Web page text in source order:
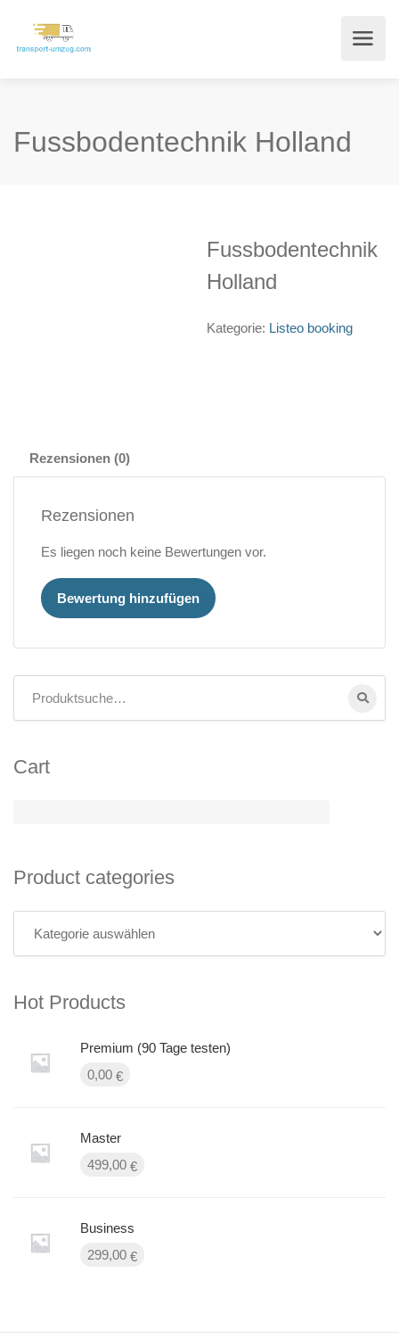
Fussbodentechnik Holland
Fussbodentechnik
Holland
Kategorie: Listeo booking
Rezensionen (0)
Rezensionen
Es liegen noch keine Bewertungen vor.
Bewertung hinzufügen
Cart
Product categories
Hot Products
Premium (90 Tage testen)
0,00 €
Master
499,00 €
Business
299,00 €